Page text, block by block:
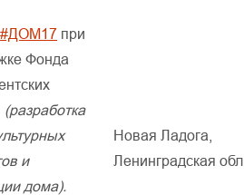
#ДОМ17 при
Фонда
(разработка
и
дома).
Новая Ладога,
Ленинградская обл.